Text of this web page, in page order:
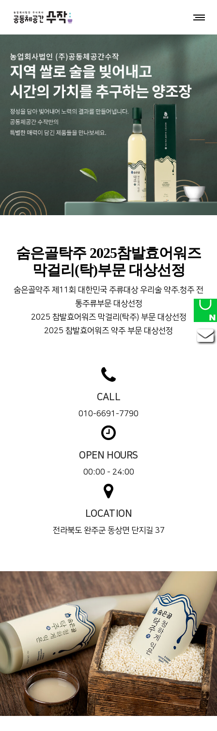
숨은골탁주 2025참발효어워즈
막걸리(탁)부문 대상선정
숨은골약주 제11회 대한민국 주류대상 우리술 약주.청주 전
통주류부문 대상선정
2025 참발효어워즈 막걸리(탁주) 부문 대상선정
2025 참발효어워즈 약주 부문 대상선정
CALL
010-6691-7790
OPEN HOURS
00:00 - 24:00
LOCATION
전라북도 완주군 동상면 단지길 37